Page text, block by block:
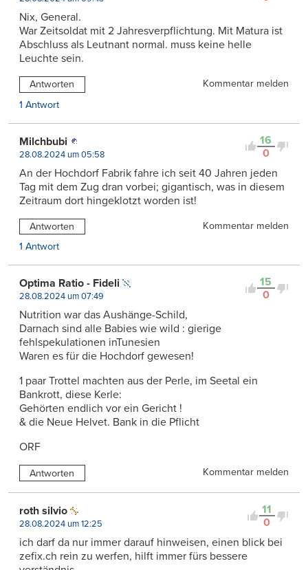
Nix, General.
War Zeitsoldat mit 2 Jahresverpflichtung. Mit Matura ist
Abschluss als Leutnant normal. muss keine helle
Leuchte sein.
Antworten
Kommentar melden
1 Antwort
16
0
Milchbubi
28.08.2024 um 05:58
An der Hochdorf Fabrik fahre ich seit 40 Jahren jeden
Tag mit dem Zug dran vorbei; gigantisch, was in diesem
Zeitraum dort hingeklotzt worden ist!
Antworten
Kommentar melden
1 Antwort
15
0
Optima Ratio - Fideli
28.08.2024 um 07:49
Nutrition war das Aushänge-Schild,
Darnach sind alle Babies wie wild : gierige
fehlspekulationen inTunesien
Waren es für die Hochdorf gewesen!
1 paar Trottel machten aus der Perle, im Seetal ein
Bankrott, diese Kerle:
Gehörten endlich vor ein Gericht !
& die Neue Helvet. Bank in die Pflicht
ORF
Antworten Kommentar melden
11
0
roth silvio
28.08.2024 um 12:25
ich darf da nur immer darauf hinweisen, einen blick bei
zefix.ch rein zu werfen, hilft immer fürs bessere